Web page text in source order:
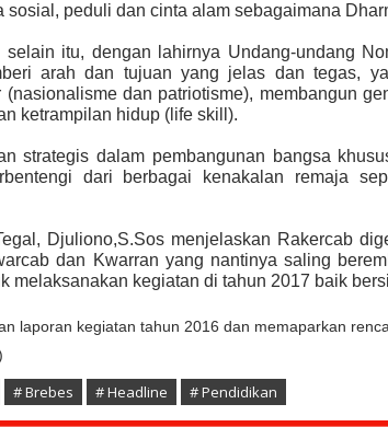
peduli dan cinta alam sebagaimana
selain itu, dengan lahirnya Undang-undang
arah dan tujuan yang jelas dan tegas,
dan patriotisme), membangun
ketrampilan hidup (life skill).
strategis dalam pembangunan bangsa
dari berbagai kenakalan remaja
Djuliono,S.Sos menjelaskan Rakercab
dan Kwarran yang nantinya saling
melaksanakan kegiatan di tahun 2017 baik
laporan kegiatan tahun 2016 dan memaparkan
# Brebes # Headline # Pendidikan